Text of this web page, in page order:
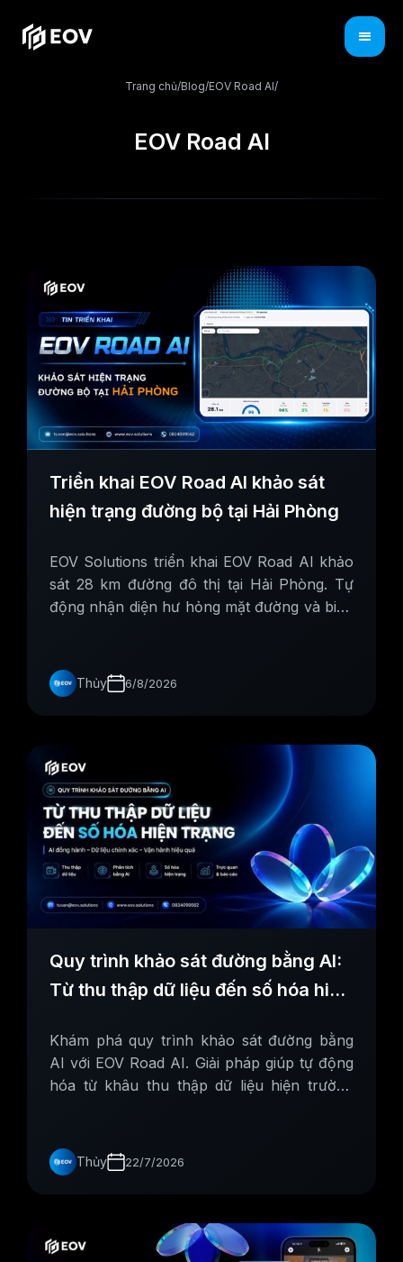
Trang chủ/Blog/EOV Road AI/
EOV Road AI
Triển khai EOV Road AI khảo sát
hiện trạng đường bộ tại Hải Phòng
EOV Solutions triển khai EOV Road AI khảo
sát 28 km đường đô thị tại Hải Phòng. Tự
động nhận diện hư hỏng mặt đường và biển
tầng.Thủy 6/8/2026
Quy trình khảo sát đường bằng AI:
Từ thu thập dữ liệu đến số hóa hiện
Khám phá quy trình khảo sát đường bằng
AI với EOV Road AI. Giải pháp giúp tự động
hóa từ khâu thu thập dữ liệu hiện trường
Thủy 22/7/2026